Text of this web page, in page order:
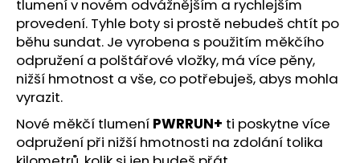
tlumení v novém odvážnějším a rychlejším
provedení. Tyhle boty si prostě nebudeš chtít po
běhu sundat. Je vyrobena s použitím měkčího
odpružení a polštářové vložky, má více pěny,
nižší hmotnost a vše, co potřebuješ, abys mohla
vyrazit.
Nové měkčí tlumení PWRRUN+ ti poskytne více
odpružení při nižší hmotnosti na zdolání tolika
HLEDAT
D